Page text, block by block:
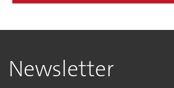
Newsletter